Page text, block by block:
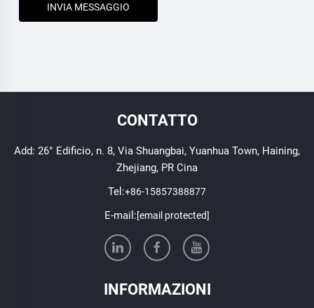
INVIA MESSAGGIO
CONTATTO
Add: 26° Edificio, n. 8, Via Shuangbai, Yuanhua Town, Haining,
Zhejiang, PR Cina
Tel:+86-15857388877
E-mail:[email protected]
INFORMAZIONI